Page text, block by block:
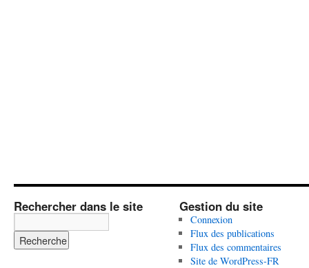
Rechercher dans le site Gestion du site
Connexion
Flux des publications
Flux des commentaires
Site de WordPress-FR